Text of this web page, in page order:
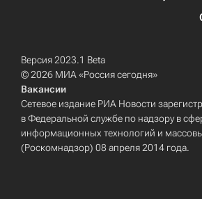
Версия 2023.1 Beta
© 2026 МИА «Россия сегодня»
Вакансии
Сетевое издание РИА Новости
в Федеральной службе по надзору в
информационных технологий и
(Роскомнадзор) 08 апреля 2014 года.